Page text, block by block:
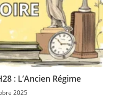
: L’Ancien Régime
2025